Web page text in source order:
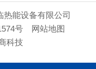
能设备有限公司
号
网站地图
科技